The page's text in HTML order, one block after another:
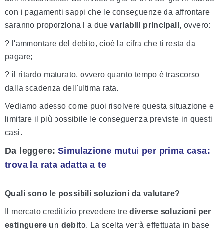
con i pagamenti sappi che le conseguenze da affrontare
saranno proporzionali a duevariabili principali,ovvero:
? l'ammontare del debito, cioè la cifra che ti resta da
pagare;
? il ritardo maturato, ovvero quanto tempo è trascorso
dalla scadenza dell'ultima rata.
Vediamo adesso come puoi risolvere questa situazione e
limitare il più possibile le conseguenza previste in questi
casi.
Da leggere: Simulazione mutui per prima casa:
trova la rata adatta a te
Quali sono le possibili soluzioni da valutare?
Il mercato creditizio prevedere trediverse soluzioni per
estinguere un debito. La scelta verrà effettuata in base